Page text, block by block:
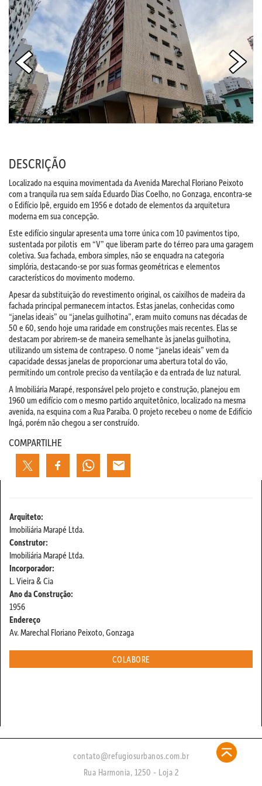
DESCRIÇÃO
Localizado na esquina movimentada da Avenida Marechal Floriano Peixoto
com a tranquila rua sem saída Eduardo Dias Coelho, no Gonzaga, encontra-se
o Edifício Ipê, erguido em 1956 e dotado de elementos da arquitetura
moderna em sua concepção.
Este edifício singular apresenta uma torre única com 10 pavimentos tipo,
sustentada por pilotis em “V” que liberam parte do térreo para uma garagem
coletiva. Sua fachada, embora simples, não se enquadra na categoria
simplória, destacando-se por suas formas geométricas e elementos
característicos do movimento moderno.
Apesar da substituição do revestimento original, os caixilhos de madeira da
fachada principal permanecem intactos. Estas janelas, conhecidas como
“janelas ideais” ou “janelas guilhotina”, eram muito comuns nas décadas de
50 e 60, sendo hoje uma raridade em construções mais recentes. Elas se
destacam por abrirem-se de maneira semelhante às janelas guilhotina,
utilizando um sistema de contrapeso. O nome “janelas ideais” vem da
capacidade dessas janelas de proporcionar uma abertura total do vão,
permitindo um controle preciso da ventilação e da entrada de luz natural.
A Imobiliária Marapé, responsável pelo projeto e construção, planejou em
1960 um edifício com o mesmo partido arquitetônico, localizado na mesma
avenida, na esquina com a Rua Paraíba. O projeto recebeu o nome de Edifício
Ingá, porém não chegou a ser construído.
COMPARTILHE
Arquiteto:
Imobiliária Marapé Ltda.
Construtor:
Imobiliária Marapé Ltda.
Incorporador:
L. Vieira & Cia
Ano da Construção:
1956
Endereço
Av. Marechal Floriano Peixoto, Gonzaga
COLABORE
contato@refugiosurbanos.com.br
Rua Harmonia, 1250 - Loja 2